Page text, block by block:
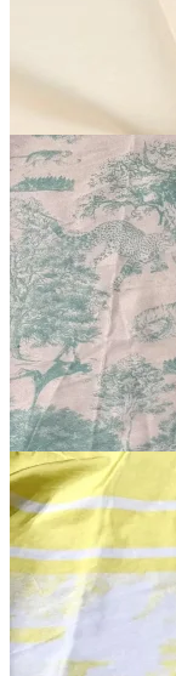
В наличии 20 м
В наличии 20 м